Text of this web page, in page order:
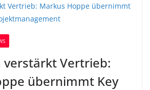
verstärkt Vertrieb:
übernimmt Key